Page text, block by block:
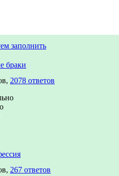
заполнить
браки
2078 ответов
267 ответов